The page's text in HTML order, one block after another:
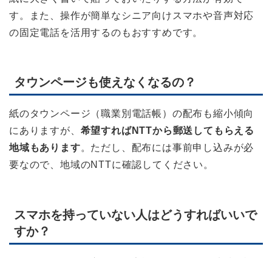
す。また、操作が簡単なシニア向けスマホや音声対応
の固定電話を活用するのもおすすめです。
タウンページも使えなくなるの？
紙のタウンページ（職業別電話帳）の配布も縮小傾向
にありますが、 希望すればNTTから郵送してもらえる
地域もあります。ただし、配布には事前申し込みが必
要なので、地域のNTTに確認してください。
スマホを持っていない人はどうすればいいで
すか？